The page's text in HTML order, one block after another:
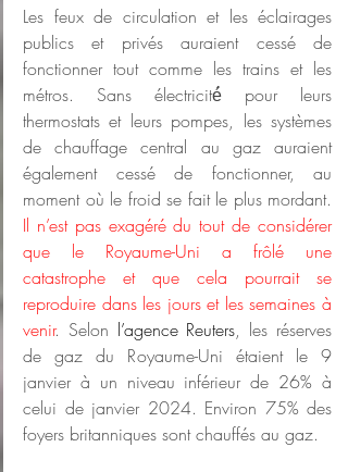
Les feux de circulation et les éclairages
publics et privés auraient cessé de
fonctionner tout comme les trains et les
métros. Sans électricité́ pour leurs
thermostats et leurs pompes, les systèmes
de chauffage central au gaz auraient
également cessé de fonctionner, au
Il n’est pas exagéré du tout de considérer
que le Royaume-Uni a frôlé une
catastrophe et que cela pourrait se
reproduire dans les jours et les semaines à
venir. Selon l’agence Reuters, les réserves
de gaz du Royaume-Uni étaient le 9
janvier à un niveau inférieur de 26% à
celui de janvier 2024. Environ 75% des
foyers britanniques sont chauffés au gaz.